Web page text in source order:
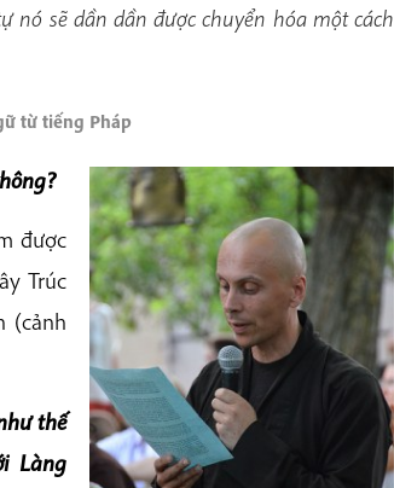
sẽ dần dần được chuyển hóa một cách
từ tiếng Pháp
được
Trúc
(cảnh
thế
Làng